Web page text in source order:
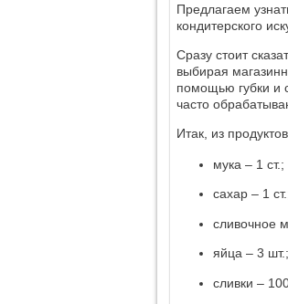
Предлагаем
кондитерского
Сразу стоит
выбирая
помощью губки и
часто
Итак, из
мука – 1 ст.;
сахар – 1
сливочное
яйца – 3 шт.;
сливки –